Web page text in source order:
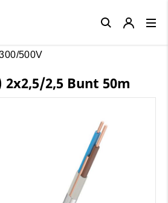
500V
2x2,5/2,5 Bunt 50m
Close